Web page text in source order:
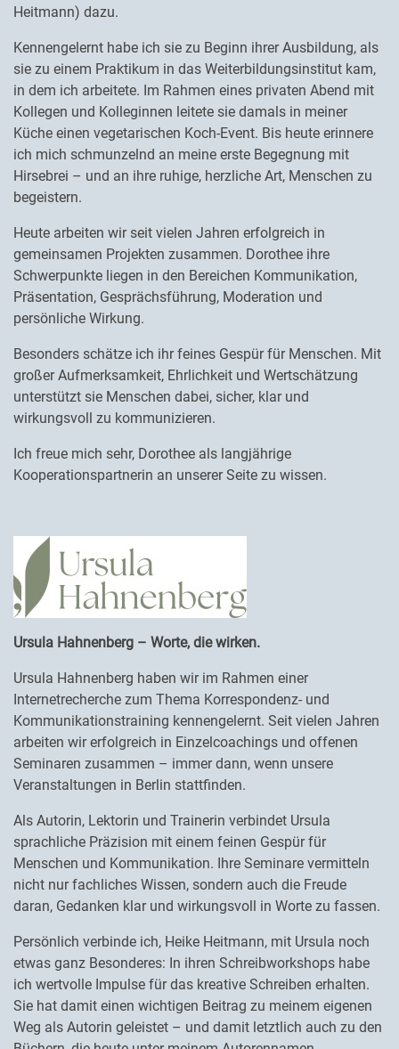
Heitmann) dazu.
Kennengelernt habe ich sie zu Beginn ihrer Ausbildung, als
sie zu einem Praktikum in das Weiterbildungsinstitut kam,
in dem ich arbeitete. Im Rahmen eines privaten Abend mit
Kollegen und Kolleginnen leitete sie damals in meiner
Küche einen vegetarischen Koch-Event. Bis heute erinnere
ich mich schmunzelnd an meine erste Begegnung mit
Hirsebrei – und an ihre ruhige, herzliche Art, Menschen zu
begeistern.
Heute arbeiten wir seit vielen Jahren erfolgreich in
gemeinsamen Projekten zusammen. Dorothee ihre
Schwerpunkte liegen in den Bereichen Kommunikation,
Präsentation, Gesprächsführung, Moderation und
persönliche Wirkung.
Besonders schätze ich ihr feines Gespür für Menschen. Mit
großer Aufmerksamkeit, Ehrlichkeit und Wertschätzung
unterstützt sie Menschen dabei, sicher, klar und
wirkungsvoll zu kommunizieren.
Ich freue mich sehr, Dorothee als langjährige
Kooperationspartnerin an unserer Seite zu wissen.
Ursula Hahnenberg – Worte, die wirken.
Ursula Hahnenberg haben wir im Rahmen einer
Internetrecherche zum Thema Korrespondenz- und
Kommunikationstraining kennengelernt. Seit vielen Jahren
arbeiten wir erfolgreich in Einzelcoachings und offenen
Seminaren zusammen – immer dann, wenn unsere
Veranstaltungen in Berlin stattfinden.
Als Autorin, Lektorin und Trainerin verbindet Ursula
sprachliche Präzision mit einem feinen Gespür für
Menschen und Kommunikation. Ihre Seminare vermitteln
nicht nur fachliches Wissen, sondern auch die Freude
daran, Gedanken klar und wirkungsvoll in Worte zu fassen.
Persönlich verbinde ich, Heike Heitmann, mit Ursula noch
etwas ganz Besonderes: In ihren Schreibworkshops habe
ich wertvolle Impulse für das kreative Schreiben erhalten.
Sie hat damit einen wichtigen Beitrag zu meinem eigenen
Weg als Autorin geleistet – und damit letztlich auch zu den